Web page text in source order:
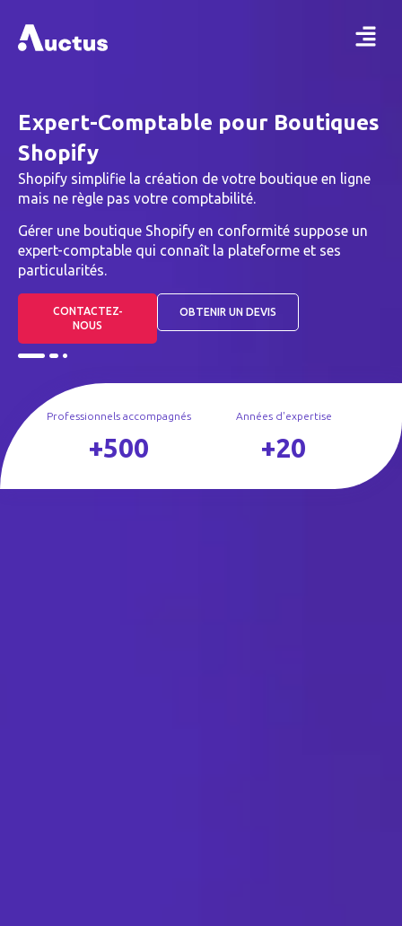
Expert-Comptable pour Boutiques
Shopify
Shopify simplifie la création de votre boutique en ligne
mais ne règle pas votre comptabilité.
Gérer une boutique Shopify en conformité suppose un
expert-comptable qui connaît la plateforme et ses
particularités.
CONTACTEZ-
NOUS
OBTENIR UN DEVIS
Professionnels accompagnés
+500
Années d'expertise
+20